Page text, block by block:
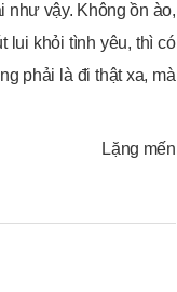
như vậy. Không ồn ào,
lui khỏi tình yêu, thì có
phải là đi thật xa, mà